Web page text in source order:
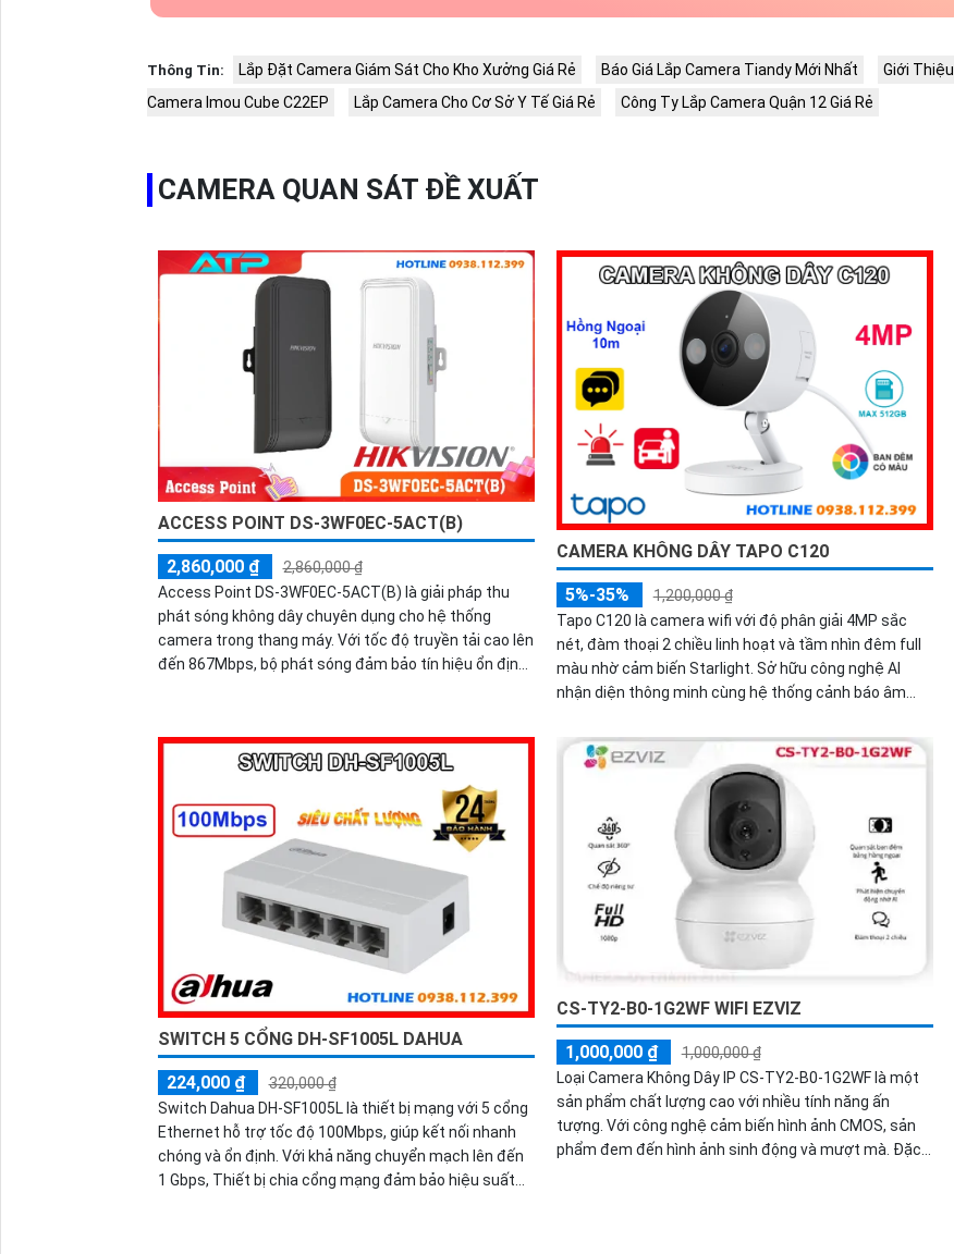
Thông Tin: Lắp Đặt Camera Giám Sát Cho Kho Xưởng Giá Rẻ Báo Giá Lắp Camera Tiandy Mới Nhất
Giới Thiệu
Camera Imou Cube C22EP
Lắp Camera Cho Cơ Sở Y Tế Giá Rẻ Công Ty Lắp Camera Quận 12 Giá Rẻ
CAMERA QUAN SÁT ĐỀ XUẤT
ACCESS POINT DS-3WF0EC-5ACT(B)
2,860,000 ₫
2,860,000 ₫
Access Point DS-3WF0EC-5ACT(B) là giải pháp thu
phát sóng không dây chuyên dụng cho hệ thống
camera trong thang máy. Với tốc độ truyền tải cao lên
đến 867Mbps, bộ phát sóng đảm bảo tín hiệu ổn định
nghiệp.
CAMERA KHÔNG DÂY TAPO C120
5%-35%
1,200,000 ₫
Tapo C120 là camera wifi với độ phân giải 4MP sắc
nét, đàm thoại 2 chiều linh hoạt và tầm nhìn đêm full
màu nhờ cảm biến Starlight. Sở hữu công nghệ AI
nhận diện thông minh cùng hệ thống cảnh báo âm
24/7 một cách chủ động. Với thiết kế bền bỉ đạt
chuẩn IP66, Tapo C120 sẵn sàng hoạt động mạnh mẽ
trong mọi điều kiện thời tiết.
SWITCH 5 CỔNG DH-SF1005L DAHUA
224,000 ₫
320,000 ₫
Switch Dahua DH-SF1005L là thiết bị mạng với 5 cổng
Ethernet hỗ trợ tốc độ 100Mbps, giúp kết nối nhanh
chóng và ổn định. Với khả năng chuyển mạch lên đến
1 Gbps, Thiết bị chia cổng mạng đảm bảo hiệu suất
CS-TY2-B0-1G2WF WIFI EZVIZ
1,000,000 ₫
1,000,000 ₫
Loại Camera Không Dây IP CS-TY2-B0-1G2WF là một
sản phẩm chất lượng cao với nhiều tính năng ấn
tượng. Với công nghệ cảm biến hình ảnh CMOS, sản
phẩm đem đến hình ảnh sinh động và mượt mà. Đặc